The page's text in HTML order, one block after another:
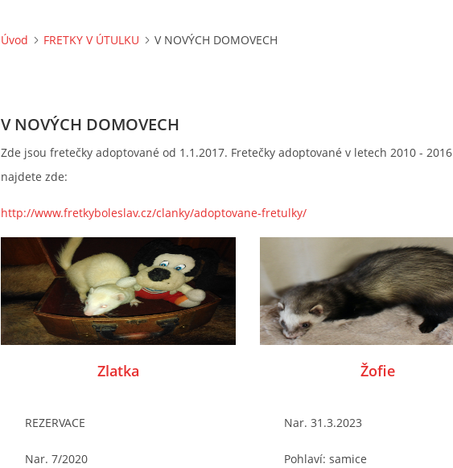
Úvod FRETKY V ÚTULKU V NOVÝCH DOMOVECH
V NOVÝCH DOMOVECH
Zde jsou fretečky adoptované od 1.1.2017. Fretečky adoptované v letech 2010 - 2016
najdete zde:
http://www.fretkyboleslav.cz/clanky/adoptovane-fretulky/
Zlatka
REZERVACE
Nar. 7/2020
Žofie
Nar. 31.3.2023
Pohlaví: samice